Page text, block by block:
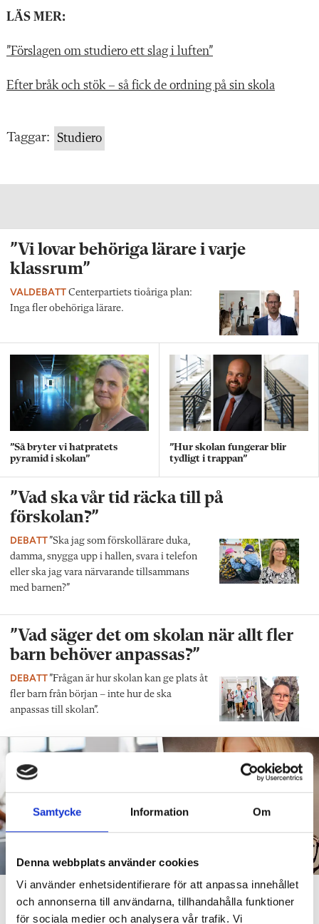
Samtycke Information Om
Denna webbplats använder cookies
Vi använder enhetsidentifierare för att anpassa innehållet
och annonserna till användarna, tillhandahålla funktioner
för sociala medier och analysera vår trafik. Vi
LÄS MER:
”Förslagen om studiero ett slag i luften”
Efter bråk och stök – så fick de ordning på sin skola
Taggar: Studiero
”Vi lovar behöriga lärare i varje
klassrum”
VALDEBATT Centerpartiets tioåriga plan:
Inga fler obehöriga lärare.
”Så bryter vi hatpratets
pyramid i skolan”
”Hur skolan fungerar blir
tydligt i trappan”
”Vad ska vår tid räcka till på
förskolan?”
DEBATT”Ska jag som förskollärare duka,
damma, snygga upp i hallen, svara i telefon
eller ska jag vara närvarande tillsammans
med barnen?”
”Vad säger det om skolan när allt fler
barn behöver anpassas?”
DEBATT”Frågan är hur skolan kan ge plats åt
fler barn från början – inte hur de ska
anpassas till skolan”.
”Att ställa krav är inte elakt”